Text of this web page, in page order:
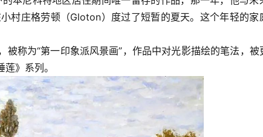
村庄格劳顿（Gloton）度过了短暂的夏天。这个年轻的家
称为“第一印象派风景画”，作品中对光影描绘的笔法，被
》系列。